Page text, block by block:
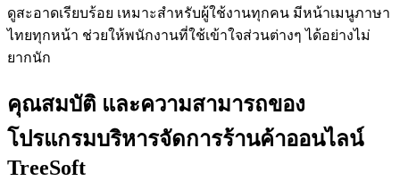
ดูสะอาดเรียบร้อย เหมาะสำหรับผู้ใช้งานทุกคน มีหน้าเมนูภาษา
ไทยทุกหน้า ช่วยให้พนักงานที่ใช้เข้าใจส่วนต่างๆ ได้อย่างไม่
ยากนัก
คุณสมบัติ และความสามารถของ
โปรแกรมบริหารจัดการร้านค้าออนไลน์
TreeSoft